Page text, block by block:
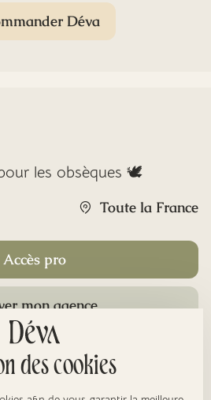
Déva
les obsèques 🕊️
Toute la France
Accès pro
mon agence
des cookies